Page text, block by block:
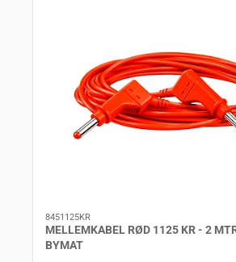
8451125KR
MELLEMKABEL RØD 1125 KR - 2
BYMAT